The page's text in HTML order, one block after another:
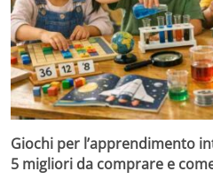
Giochi per l’apprendimento
5 migliori da comprare e